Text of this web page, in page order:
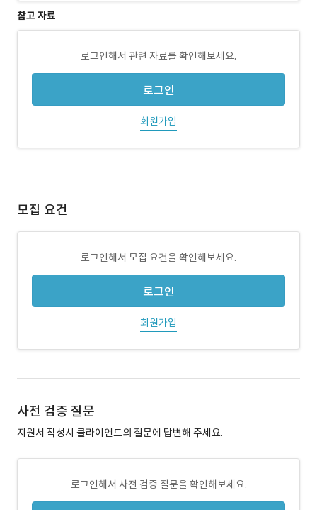
참고 자료
로그인해서 관련 자료를 확인해보세요.
로그인
회원가입
모집 요건
로그인해서 모집 요건을 확인해보세요.
로그인
회원가입
사전 검증 질문
지원서 작성시 클라이언트의 질문에 답변해 주세요.
로그인해서 사전 검증 질문을 확인해보세요.